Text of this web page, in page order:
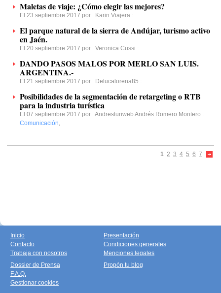
Maletas de viaje: ¿Cómo elegir las mejores?
El 23 septiembre 2017 por Karin Viajera :
El parque natural de la sierra de Andújar, turismo activo
en Jaén.
El 20 septiembre 2017 por Veronica Cussi :
DANDO PASOS MALOS POR MERLO SAN LUIS.
ARGENTINA.-
El 21 septiembre 2017 por Delucalorena85 :
Posibilidades de la segmentación de retargeting o RTB
para la industria turística
El 07 septiembre 2017 por Andresturiweb Andrés Romero Montero :
Comunicación,
1 2 3 4 5 6 7
Inicio
Contacto
Trabaja con nosotros
Presentación
Condiciones generales
Menciones legales
Dossier de Prensa
F.A.Q.
Gestionar cookies
Propón tu blog